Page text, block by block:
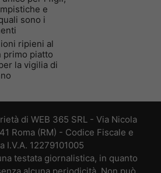
e
sono i
ripieni al
primo piatto
la vigilia di
di WEB 365 SRL - Via Nicola
Roma (RM) - Codice Fiscale e
I.V.A. 12279101005
testata giornalistica, in quanto
alcuna periodicità. Non può